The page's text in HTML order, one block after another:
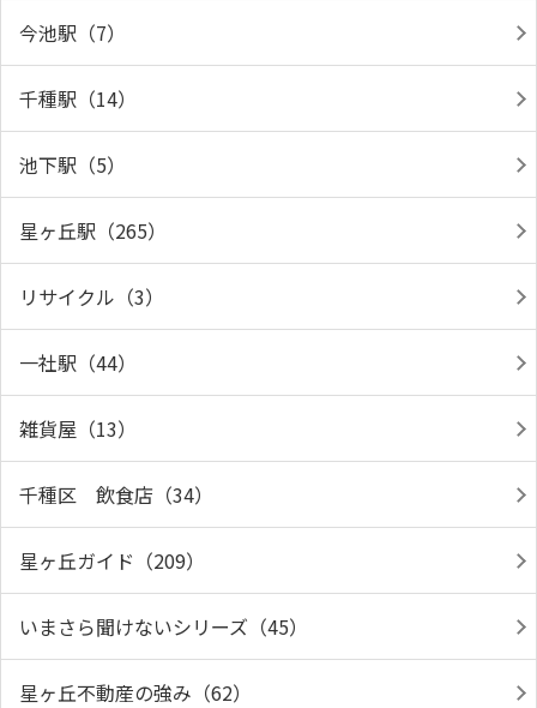
今池駅（7）
千種駅（14）
池下駅（5）
星ヶ丘駅（265）
リサイクル（3）
一社駅（44）
雑貨屋（13）
千種区 飲食店（34）
星ヶ丘ガイド（209）
いまさら聞けないシリーズ（45）
星ヶ丘不動産の強み（62）